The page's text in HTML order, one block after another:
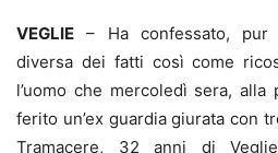
VEGLIE – Ha confessato, pur
diversa dei fatti così come
l’uomo che mercoledì sera,
ferito un’ex guardia giurata con
Tramacere, 32 anni di